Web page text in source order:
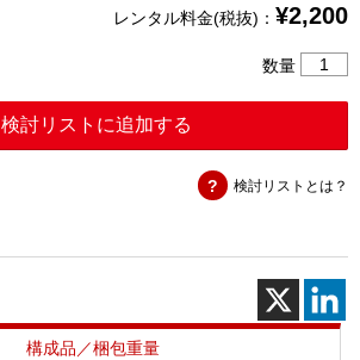
レンタル料金(税抜)： ¥2,200
数量
ネ
SMA(J)
－
N(P)
検討リストに追加する
検討リストとは？
構成品／梱包重量